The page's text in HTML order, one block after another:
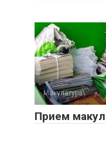
Макулатура
Прием